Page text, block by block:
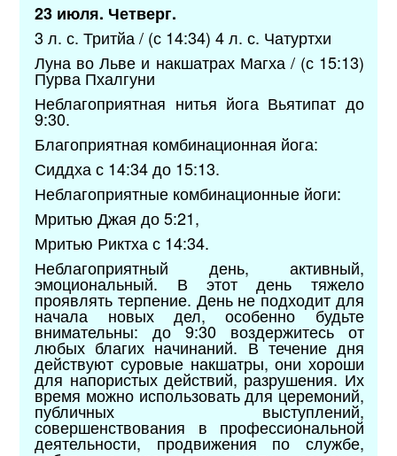
23 июля. Четверг.
3 л. с. Тритйа / (с 14:34) 4 л. с. Чатуртхи
Луна во Льве и накшатрах Магха / (с 15:13)
Пурва Пхалгуни
Неблагоприятная нитья йога Вьятипат до
9:30.
Благоприятная комбинационная йога:
Сиддха с 14:34 до 15:13.
Неблагоприятные комбинационные йоги:
Мритью Джая до 5:21,
Мритью Риктха с 14:34.
Неблагоприятный день, активный,
эмоциональный. В этот день тяжело
проявлять терпение. День не подходит для
начала новых дел, особенно будьте
внимательны: до 9:30 воздержитесь от
любых благих начинаний. В течение дня
действуют суровые накшатры, они хороши
для напористых действий, разрушения. Их
время можно использовать для церемоний,
публичных выступлений,
совершенствования в профессиональной
деятельности, продвижения по службе,